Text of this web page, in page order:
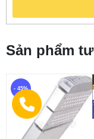
Sản phẩm
- 45%